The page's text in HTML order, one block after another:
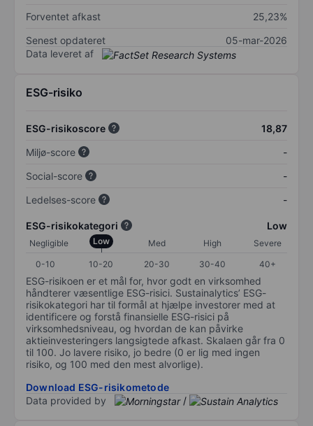
Forventet afkast
25,23%
Senest opdateret
05-mar-2026
Data leveret af
ESG-risiko
ESG-risikoscore
18,87
Miljø-score
-
Social-score
-
Ledelses-score
-
ESG-risikokategori Low
Negligible Low Med High
Severe
0-10
10-20 20-30 30-40 40+
ESG-risikoen er et mål for, hvor godt en virksomhed
håndterer væsentlige ESG-risici. Sustainalytics’ ESG-
risikokategori har til formål at hjælpe investorer med at
identificere og forstå finansielle ESG-risici på
virksomhedsniveau, og hvordan de kan påvirke
aktieinvesteringers langsigtede afkast. Skalaen går fra 0
til 100. Jo lavere risiko, jo bedre (0 er lig med ingen
risiko, og 100 med den mest alvorlige).
Download ESG-risikometode
Data provided by
/